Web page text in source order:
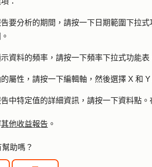
要分析的期間，請按一下 日期範圍下拉式
資料的頻率，請按一下頻率下拉式功能表
屬性，請按一下編輯軸 ，然後選擇 X 和
中特定值的詳細資訊，請按一下資料點
其他收益報告 。
助嗎？